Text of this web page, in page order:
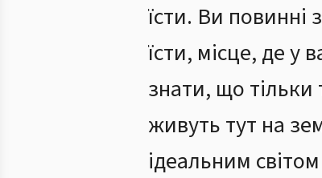
їсти. Ви
їсти, місце, де у
знати, що
живуть тут на
ідеальним